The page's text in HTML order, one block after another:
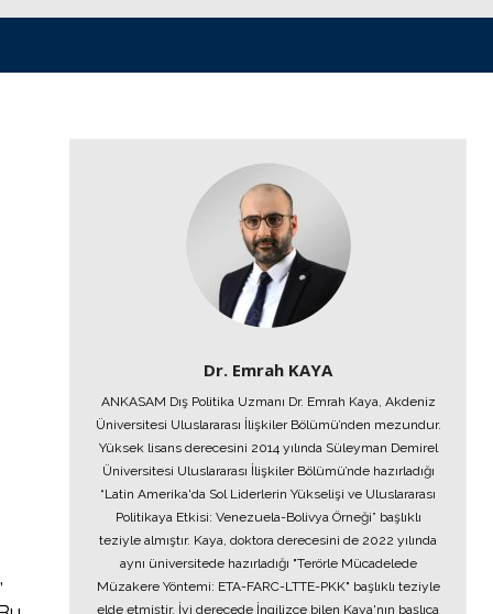
Dr. Emrah KAYA
ANKASAM Dış Politika Uzmanı Dr. Emrah Kaya, Akdeniz
Üniversitesi Uluslararası İlişkiler Bölümü’nden mezundur.
Yüksek lisans derecesini 2014 yılında Süleyman Demirel
Üniversitesi Uluslararası İlişkiler Bölümü’nde hazırladığı
“Latin Amerika'da Sol Liderlerin Yükselişi ve Uluslararası
Politikaya Etkisi: Venezuela-Bolivya Örneği” başlıklı
teziyle almıştır. Kaya, doktora derecesini de 2022 yılında
aynı üniversitede hazırladığı "Terörle Mücadelede
Müzakere Yöntemi: ETA-FARC-LTTE-PKK" başlıklı teziyle
elde etmiştir. İyi derecede İngilizce bilen Kaya'nın başlıca